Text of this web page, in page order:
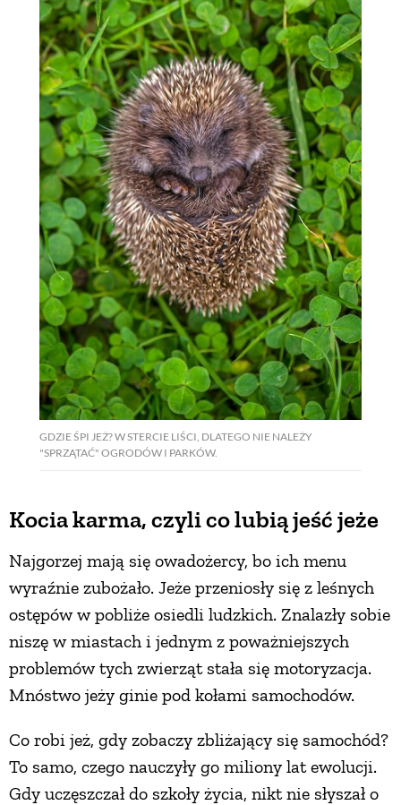
GDZIE ŚPI JEŻ? W STERCIE LIŚCI, DLATEGO NIE NALEŻY
"SPRZĄTAĆ" OGRODÓW I PARKÓW.
Kocia karma, czyli co lubią jeść jeże
Najgorzej mają się owadożercy, bo ich menu
wyraźnie zubożało. Jeże przeniosły się z leśnych
ostępów w pobliże osiedli ludzkich. Znalazły sobie
niszę w miastach i jednym z poważniejszych
problemów tych zwierząt stała się motoryzacja.
Mnóstwo jeży ginie pod kołami samochodów.
Co robi jeż, gdy zobaczy zbliżający się samochód?
To samo, czego nauczyły go miliony lat ewolucji.
Gdy uczęszczał do szkoły życia, nikt nie słyszał o